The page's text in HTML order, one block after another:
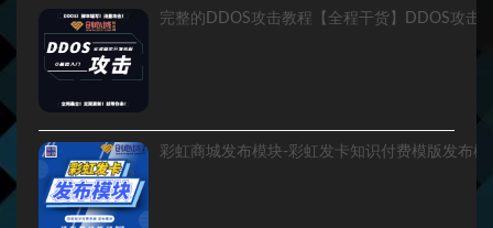
彩虹商城发布模块-彩虹发卡知识付费模版发布模